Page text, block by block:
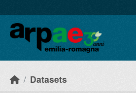
Datasets